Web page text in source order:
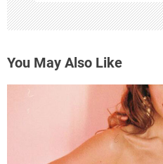
You May Also Like